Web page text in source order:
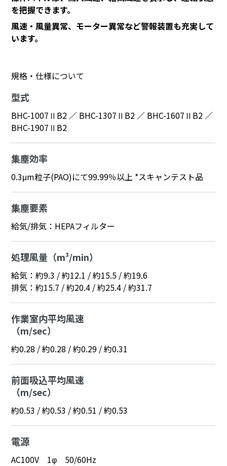
を把握できます。
風速・風量異常、モーター異常など警報装置も充実して
います。
規格・仕様について
型式
BHC-1007ⅡB2 ／ BHC-1307ⅡB2 ／ BHC-1607ⅡB2 ／
BHC-1907ⅡB2
集塵効率
0.3μm粒子(PAO)にて99.99％以上 *スキャンテスト品
集塵要素
給気/排気：HEPAフィルター
処理風量（m³/min）
給気：約9.3 / 約12.1 / 約15.5 / 約19.6
排気：約15.7 / 約20.4 / 約25.4 / 約31.7
作業室内平均風速
（m/sec）
約0.28 / 約0.28 / 約0.29 / 約0.31
前面吸込平均風速
（m/sec）
約0.53 / 約0.53 / 約0.51 / 約0.53
電源
AC100V 1φ 50/60Hz